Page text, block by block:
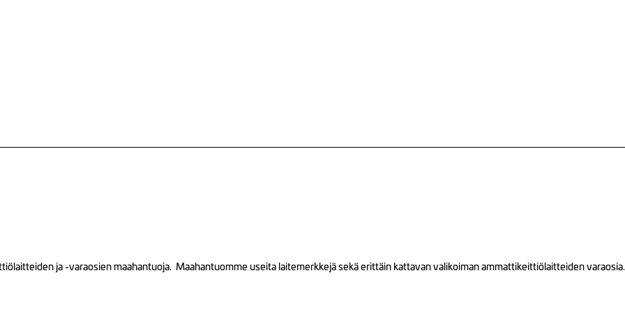
ja -varaosien maahantuoja. Maahantuomme useita laitemerkkejä sekä erittäin kattavan valikoiman ammattikeittiölaitteiden varaosia.